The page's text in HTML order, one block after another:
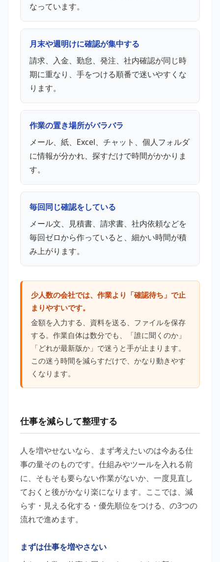
なっています。
月末や週明けに確認が集中する
請求、入金、勤怠、発注、社内確認が同じ時
期に重なり、手をつける順番で迷いやすくな
ります。
作業の置き場所がバラバラ
メール、紙、Excel、チャット、個人フォルダ
に情報が分かれ、探すだけで時間がかかりま
す。
毎回同じ確認をしている
メール文、見積書、請求書、社内依頼などを
毎回ゼロから作っていると、細かい時間が積
み上がります。
少人数の会社では、作業より「確認待ち」で止
まりやすいです。
金額を入力する、資料を送る、ファイルを保存
する。作業自体は数分でも、「誰に聞くのか」
「どれが最新版か」で迷うと手が止まります。
この迷う時間を減らすだけで、かなり動きやす
くなります。
仕事を減らして整理する
人を増やせないなら、まず考えたいのは今ある仕
事の量そのものです。仕組みやツールを入れる前
に、そもそも要らない作業がないか、一度見直し
ておくと後がかなり楽になります。ここでは、減
らす・見える化する・優先順位をつける、の3つの
流れで進めます。
まずは仕事を増やさない